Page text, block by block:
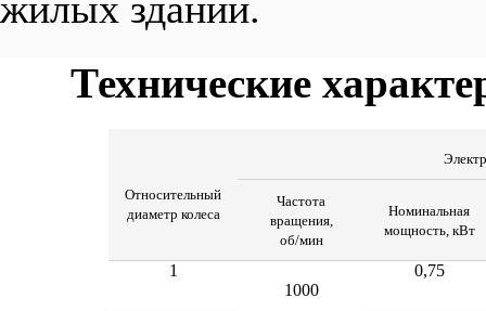
жилых зданий.
Технические
Относительный
диаметр колеса
Частота
вращения,
об/мин
Номинальная
мощность, кВт
1
1000
0,75